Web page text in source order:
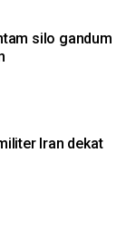
silo gandum
Iran dekat